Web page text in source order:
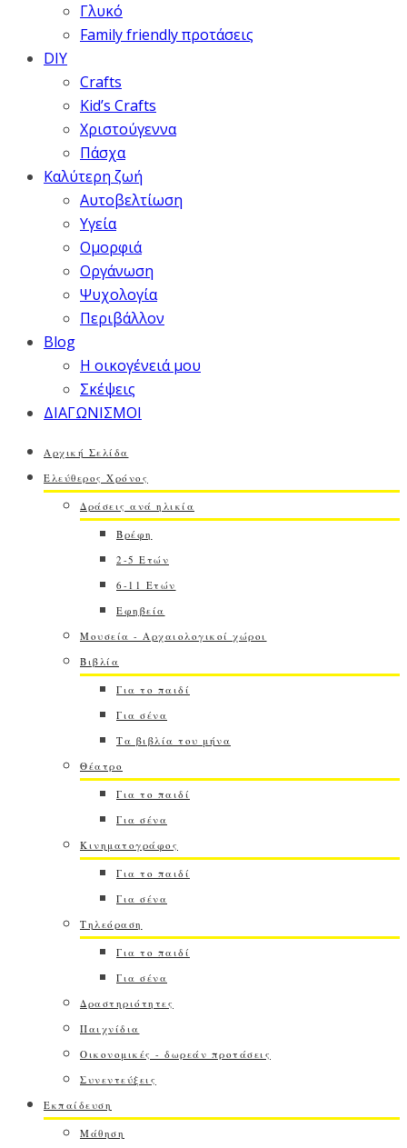
Γλυκό
Family friendly προτάσεις
DIY
Crafts
Kid’s Crafts
Χριστούγεννα
Πάσχα
Καλύτερη ζωή
Αυτοβελτίωση
Υγεία
Ομορφιά
Οργάνωση
Ψυχολογία
Περιβάλλον
Blog
Η οικογένειά μου
Σκέψεις
ΔΙΑΓΩΝΙΣΜΟΙ
Αρχική Σελίδα
Ελεύθερος Χρόνος
Δράσεις ανά ηλικία
Βρέφη
2-5 Ετών
6-11 Ετών
Εφηβεία
Μουσεία - Αρχαιολογικοί χώροι
Βιβλία
Για το παιδί
Για σένα
Τα βιβλία του μήνα
Θέατρο
Για το παιδί
Για σένα
Κινηματογράφος
Για το παιδί
Για σένα
Τηλεόραση
Για το παιδί
Για σένα
Δραστηριότητες
Παιχνίδια
Οικονομικές - δωρεάν προτάσεις
Συνεντεύξεις
Εκπαίδευση
Μάθηση